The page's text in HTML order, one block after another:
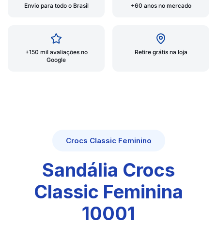
Envio para todo o Brasil +60 anos no mercado
+150 mil avaliações no
Google
Retire grátis na loja
Crocs Classic Feminino
Sandália Crocs
Classic Feminina
10001